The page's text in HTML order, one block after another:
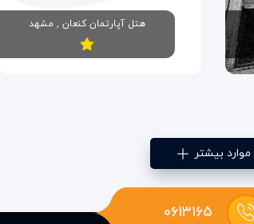
هتل آپارتمان کنعان , مشهد
موارد بیشتر
۰۶۱۳۱۶۵